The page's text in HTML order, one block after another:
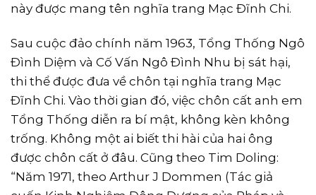
này được mang tên nghĩa trang Mạc Ðĩnh Chi.
Sau cuộc đảo chính năm 1963, Tổng Thống Ngô
Ðình Diệm và Cố Vấn Ngô Ðình Nhu bị sát hại,
thi thể được đưa về chôn tại nghĩa trang Mạc
Ðĩnh Chi. Vào thời gian đó, việc chôn cất anh em
Tổng Thống diễn ra bí mật, không kèn không
trống. Không một ai biết thi hài của hai ông
được chôn cất ở đâu. Cũng theo Tim Doling:
“Năm 1971, theo Arthur J Dommen (Tác giả